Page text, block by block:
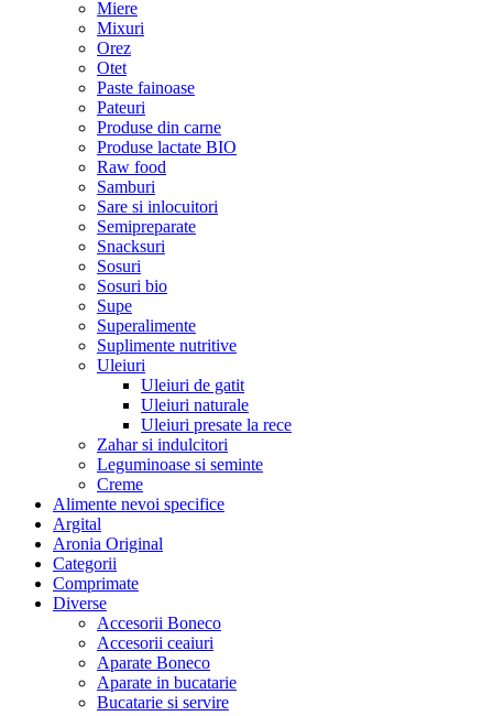
Miere
Mixuri
Orez
Otet
Paste fainoase
Pateuri
Produse din carne
Produse lactate BIO
Raw food
Samburi
Sare si inlocuitori
Semipreparate
Snacksuri
Sosuri
Sosuri bio
Supe
Superalimente
Suplimente nutritive
Uleiuri
Uleiuri de gatit
Uleiuri naturale
Uleiuri presate la rece
Zahar si indulcitori
Leguminoase si seminte
Creme
Alimente nevoi specifice
Argital
Aronia Original
Categorii
Comprimate
Diverse
Accesorii Boneco
Accesorii ceaiuri
Aparate Boneco
Aparate in bucatarie
Bucatarie si servire